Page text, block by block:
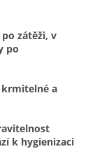
zátěži, v
po
a
k hygienizaci